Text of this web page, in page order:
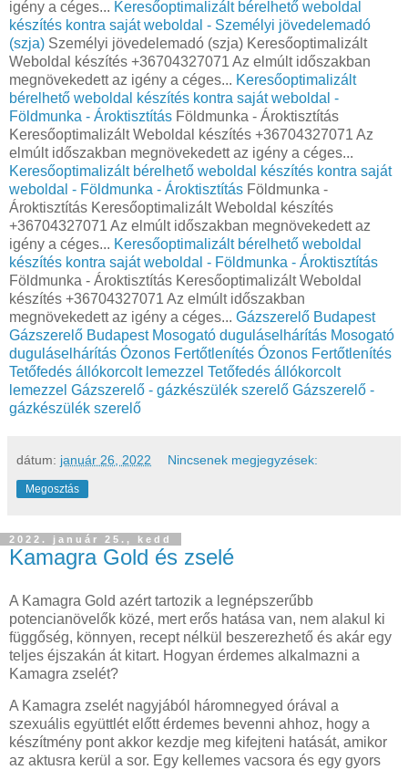
igény a céges... Keresőoptimalizált bérelhető weboldal
készítés kontra saját weboldal - Személyi jövedelemadó
(szja) Személyi jövedelemadó (szja) Keresőoptimalizált
Weboldal készítés +36704327071 Az elmúlt időszakban
megnövekedett az igény a céges... Keresőoptimalizált
bérelhető weboldal készítés kontra saját weboldal -
Földmunka - Ároktisztítás Földmunka - Ároktisztítás
Keresőoptimalizált Weboldal készítés +36704327071 Az
elmúlt időszakban megnövekedett az igény a céges...
Keresőoptimalizált bérelhető weboldal készítés kontra saját
weboldal - Földmunka - Ároktisztítás Földmunka -
Ároktisztítás Keresőoptimalizált Weboldal készítés
+36704327071 Az elmúlt időszakban megnövekedett az
igény a céges... Keresőoptimalizált bérelhető weboldal
készítés kontra saját weboldal - Földmunka - Ároktisztítás
Földmunka - Ároktisztítás Keresőoptimalizált Weboldal
készítés +36704327071 Az elmúlt időszakban
megnövekedett az igény a céges... Gázszerelő Budapest
Gázszerelő Budapest Mosogató duguláselhárítás Mosogató
duguláselhárítás Ózonos Fertőtlenítés Ózonos Fertőtlenítés
Tetőfedés állókorcolt lemezzel Tetőfedés állókorcolt
lemezzel Gázszerelő - gázkészülék szerelő Gázszerelő -
gázkészülék szerelő
dátum: január 26, 2022 Nincsenek megjegyzések:
Megosztás
2022. január 25., kedd
Kamagra Gold és zselé
A Kamagra Gold azért tartozik a legnépszerűbb
potencianövelők közé, mert erős hatása van, nem alakul ki
függőség, könnyen, recept nélkül beszerezhető és akár egy
teljes éjszakán át kitart. Hogyan érdemes alkalmazni a
Kamagra zselét?
A Kamagra zselét nagyjából háromnegyed órával a
szexuális együttlét előtt érdemes bevenni ahhoz, hogy a
készítmény pont akkor kezdje meg kifejteni hatását, amikor
az aktusra kerül a sor. Egy kellemes vacsora és egy gyors